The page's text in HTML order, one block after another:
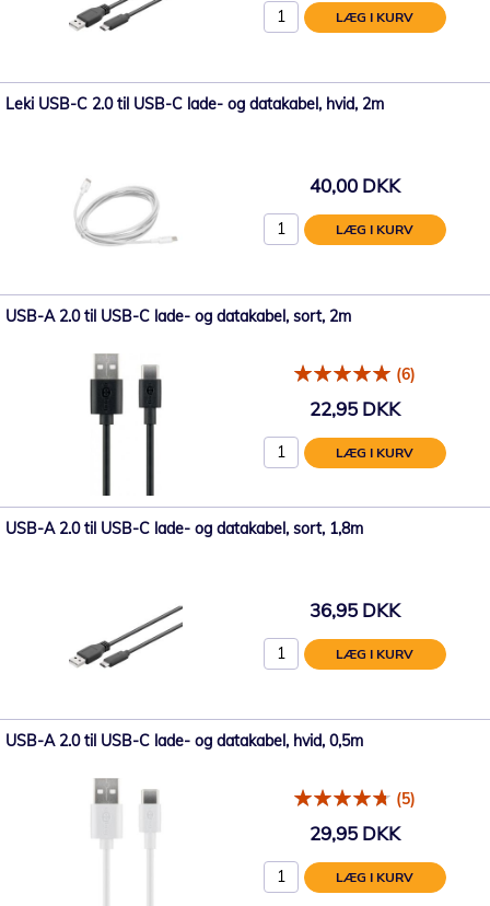
LÆG I KURV
Leki USB-C 2.0 til USB-C lade- og datakabel, hvid, 2m
40,00 DKK
LÆG I KURV
USB-A 2.0 til USB-C lade- og datakabel, sort, 2m
(6)
22,95 DKK
LÆG I KURV
USB-A 2.0 til USB-C lade- og datakabel, sort, 1,8m
36,95 DKK
LÆG I KURV
USB-A 2.0 til USB-C lade- og datakabel, hvid, 0,5m
(5)
29,95 DKK
LÆG I KURV